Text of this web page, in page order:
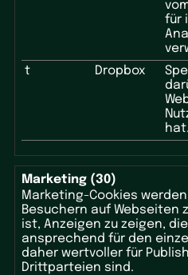
für
t Dropbox
hat.
Marketing (30)
Marketing-Cookies
Besuchern auf Webseiten
ist, Anzeigen zu zeigen,
ansprechend für den
daher wertvoller für
Drittparteien sind.